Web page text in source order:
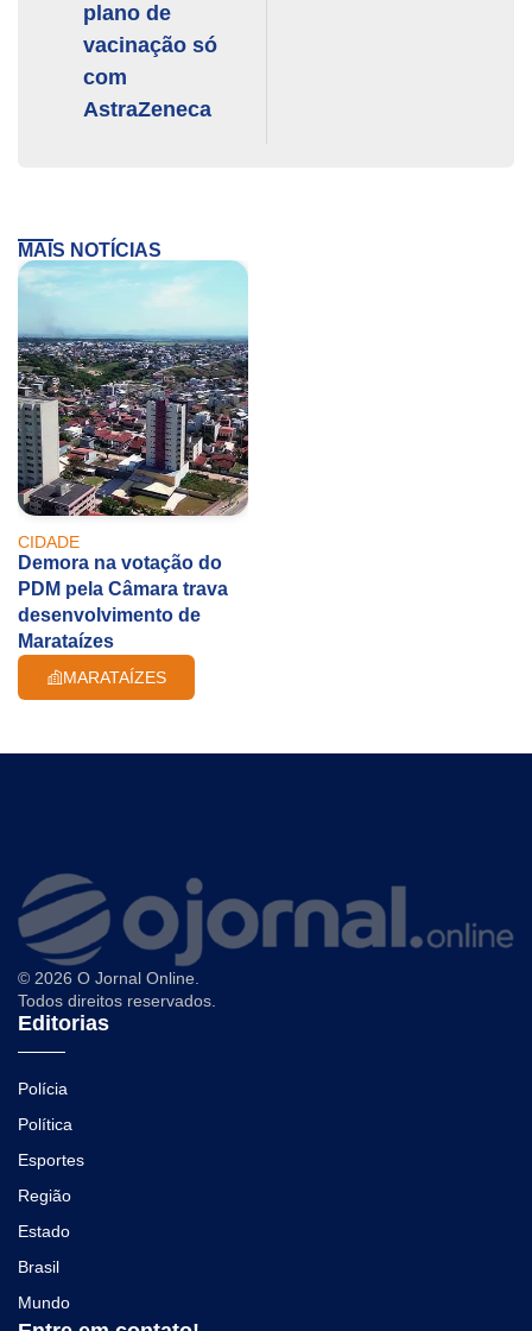
plano de
vacinação só
com
AstraZeneca
MAIS NOTÍCIAS
CIDADE
Demora na votação do
PDM pela Câmara trava
desenvolvimento de
Marataízes
MARATAÍZES
© 2026 O Jornal Online.
Todos direitos reservados.
Editorias
Polícia
Política
Esportes
Região
Estado
Brasil
Mundo